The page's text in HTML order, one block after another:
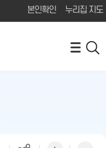
본인확인 누리집 지도